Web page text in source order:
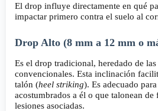
El drop influye directamente en qué
impactar primero contra el suelo al
Drop Alto (8 mm a 12 mm o
Es el drop tradicional, heredado de
convencionales. Esta inclinación
talón (heel striking). Es adecuado
acostumbrados a él o que talonean
lesiones asociadas.